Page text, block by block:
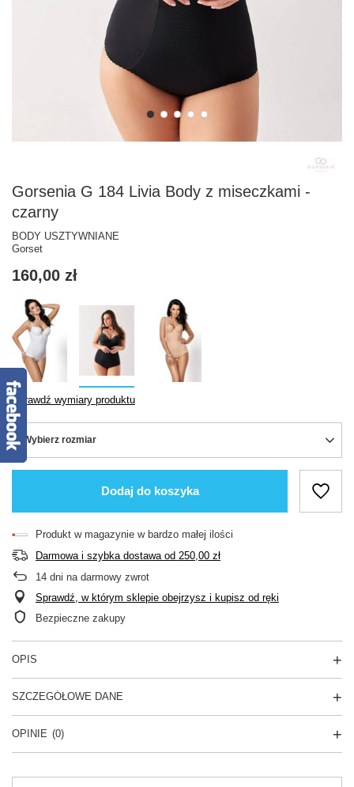
Gorsenia G 184 Livia Body z miseczkami -
czarny
BODY USZTYWNIANE
Gorset
160,00 zł
Sprawdź wymiary produktu
Wybierz rozmiar
Dodaj do koszyka
Produkt w magazynie w bardzo małej ilości
Darmowa i szybka dostawa od 250,00 zł
14 dni na darmowy zwrot
Sprawdź, w którym sklepie obejrzysz i kupisz od ręki
Bezpieczne zakupy
OPIS
SZCZEGÓŁOWE DANE
OPINIE (0)